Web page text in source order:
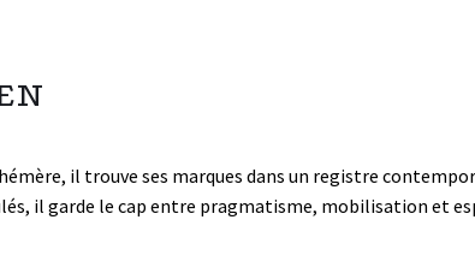
il trouve ses marques dans un registre
il garde le cap entre pragmatisme, mobilisation et